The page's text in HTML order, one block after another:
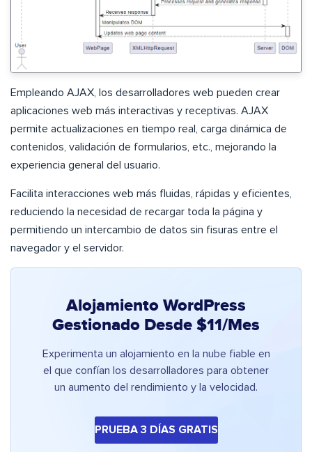
Empleando AJAX, los desarrolladores web pueden crear
aplicaciones web más interactivas y receptivas. AJAX
permite actualizaciones en tiempo real, carga dinámica de
contenidos, validación de formularios, etc., mejorando la
experiencia general del usuario.
Facilita interacciones web más fluidas, rápidas y eficientes,
reduciendo la necesidad de recargar toda la página y
permitiendo un intercambio de datos sin fisuras entre el
navegador y el servidor.
Alojamiento WordPress
Gestionado Desde $11/Mes
Experimenta un alojamiento en la nube fiable en
el que confían los desarrolladores para obtener
un aumento del rendimiento y la velocidad.
PRUEBA 3 DÍAS GRATIS